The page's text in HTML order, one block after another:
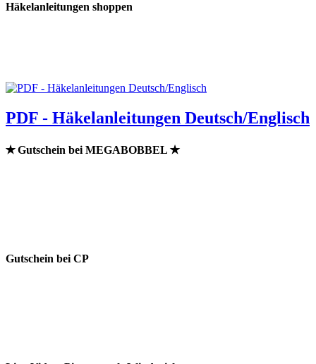
Häkelanleitungen shoppen
PDF - Häkelanleitungen Deutsch/Englisch
✭ Gutschein bei MEGABOBBEL ✭
Gutschein bei CP